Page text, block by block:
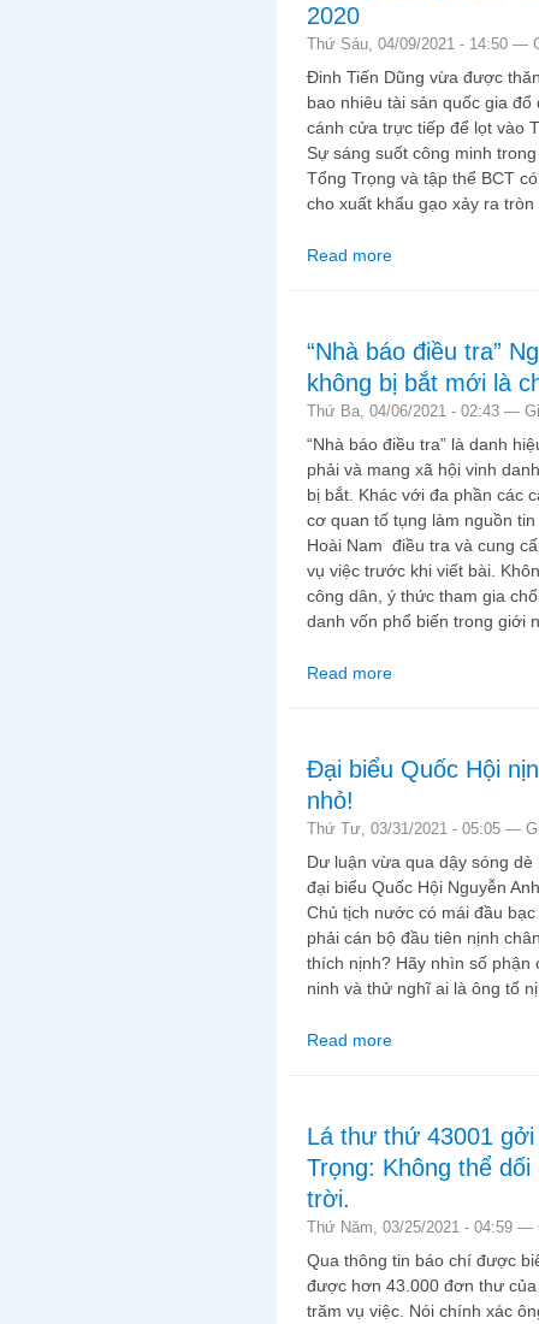
2020
Thứ Sáu, 04/09/2021 - 14:50 —
Đinh Tiến Dũng vừa được
bao nhiêu tài sản quốc gia
cánh cửa trực tiếp để lọt vào
Sự sáng suốt công minh
Tổng Trọng và tập thể BCT
cho xuất khẩu gạo xảy ra
Read more
“Nhà báo điều tra”
không bị bắt mới là
Thứ Ba, 04/06/2021 - 02:43 —
“Nhà báo điều tra” là danh
phải và mang xã hội vinh
bị bắt. Khác với đa phần các
cơ quan tố tụng làm nguồn
Hoài Nam điều tra và cung
vụ việc trước khi viết bài.
công dân, ý thức tham gia
danh vốn phổ biến trong giới
Read more
Đại biểu Quốc Hội
nhỏ!
Thứ Tư, 03/31/2021 - 05:05 —
Dư luận vừa qua dậy sóng
đại biểu Quốc Hội Nguyễn
Chủ tịch nước có mái đầu
phải cán bộ đầu tiên nịnh
thích nịnh? Hãy nhìn số
ninh và thử nghĩ ai là ông tổ
Read more
Lá thư thứ 43001
Trọng: Không thể
trời.
Thứ Năm, 03/25/2021 - 04:59 —
Qua thông tin báo chí được
được hơn 43.000 đơn thư
trăm vụ việc. Nói chính xác